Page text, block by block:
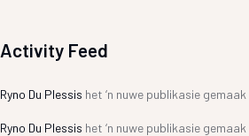
Activity Feed
Ryno Du Plessis het ‘n nuwe publikasie gemaak
Ryno Du Plessis het ‘n nuwe publikasie gemaak